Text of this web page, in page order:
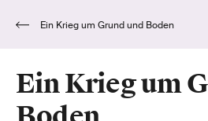
Ein Krieg um Grund und Boden
Ein Krieg um